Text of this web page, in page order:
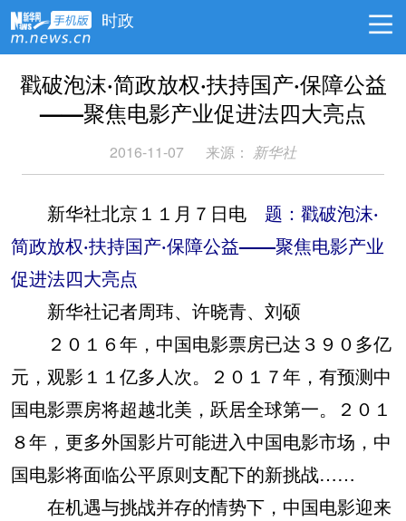
时政
戳破泡沫·简政放权·扶持国产·保障公益
——聚焦电影产业促进法四大亮点
2016-11-07 来源： 新华社
新华社北京１１月７日电 题：戳破泡沫·
简政放权·扶持国产·保障公益——聚焦电影产业
促进法四大亮点
新华社记者周玮、许晓青、刘硕
２０１６年，中国电影票房已达３９０多亿
元，观影１１亿多人次。２０１７年，有预测中
国电影票房将超越北美，跃居全球第一。２０１
８年，更多外国影片可能进入中国电影市场，中
国电影将面临公平原则支配下的新挑战……
在机遇与挑战并存的情势下，中国电影迎来